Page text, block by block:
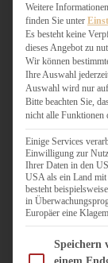
Weitere
finden Sie unter
Es besteht keine
dieses Angebot zu
Wir können
Ihre Auswahl
Auswahl wird nur auf
Bitte beachten Sie,
nicht alle Funktionen
Einige Services
Einwilligung zur
Ihrer Daten in den
USA als ein Land mit
besteht
in
Europäer eine
Im Folgenden
Speichern